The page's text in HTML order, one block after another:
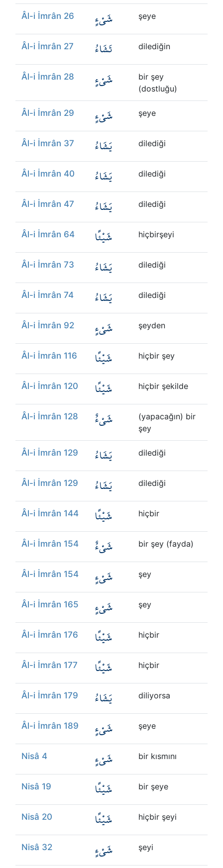
Âl-i İmrân 26 شَيْءٍ şeye
Âl-i İmrân 27 تَشَاءُ dilediğin
Âl-i İmrân 28 شَيْءٍ
bir şey
(dostluğu)
Âl-i İmrân 29 شَيْءٍ şeye
Âl-i İmrân 37 يَشَاءُ dilediği
Âl-i İmrân 40 يَشَاءُ dilediği
Âl-i İmrân 47 يَشَاءُ dilediği
Âl-i İmrân 64 شَيْئًا hiçbirşeyi
Âl-i İmrân 73 يَشَاءُ dilediği
Âl-i İmrân 74 يَشَاءُ dilediği
Âl-i İmrân 92 شَيْءٍ şeyden
Âl-i İmrân 116 شَيْئًا hiçbir şey
Âl-i İmrân 120 شَيْئًا hiçbir şekilde
Âl-i İmrân 128 شَيْءٌ
(yapacağın) bir
şey
Âl-i İmrân 129 يَشَاءُ dilediği
Âl-i İmrân 129 يَشَاءُ dilediği
Âl-i İmrân 144 شَيْئًا hiçbir
Âl-i İmrân 154 شَيْءٌ bir şey (fayda)
Âl-i İmrân 154 شَيْءٍ şey
Âl-i İmrân 165 شَيْءٍ şey
Âl-i İmrân 176 شَيْئًا hiçbir
Âl-i İmrân 177 شَيْئًا hiçbir
Âl-i İmrân 179 يَشَاءُ diliyorsa
Âl-i İmrân 189 شَيْءٍ şeye
Nisâ 4 شَيْءٍ bir kısmını
Nisâ 19 شَيْئًا bir şeye
Nisâ 20 شَيْئًا hiçbir şeyi
Nisâ 32 شَيْءٍ şeyi